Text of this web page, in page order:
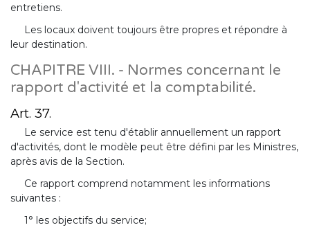
entretiens.
Les locaux doivent toujours être propres et répondre à
leur destination.
CHAPITRE VIII. - Normes concernant le
rapport d'activité et la comptabilité.
Art. 37.
Le service est tenu d'établir annuellement un rapport
d'activités, dont le modèle peut être défini par les Ministres,
après avis de la Section.
Ce rapport comprend notamment les informations
suivantes :
1° les objectifs du service;